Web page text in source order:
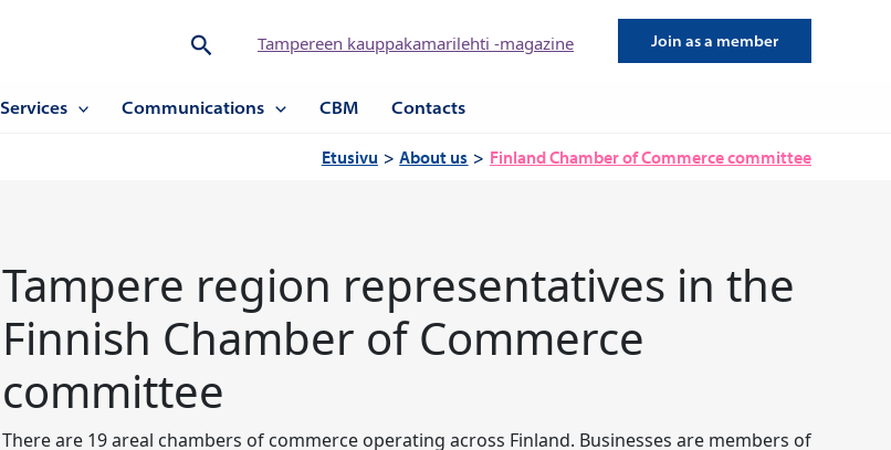
Hae Tampereen kauppakamarilehti -magazine Join as a member
Services Communications CBM Contacts
Etusivu About us Finland Chamber of Commerce committee
Tampere region representatives in the
Finnish Chamber of Commerce
committee
There are 19 areal chambers of commerce operating across Finland. Businesses are members of